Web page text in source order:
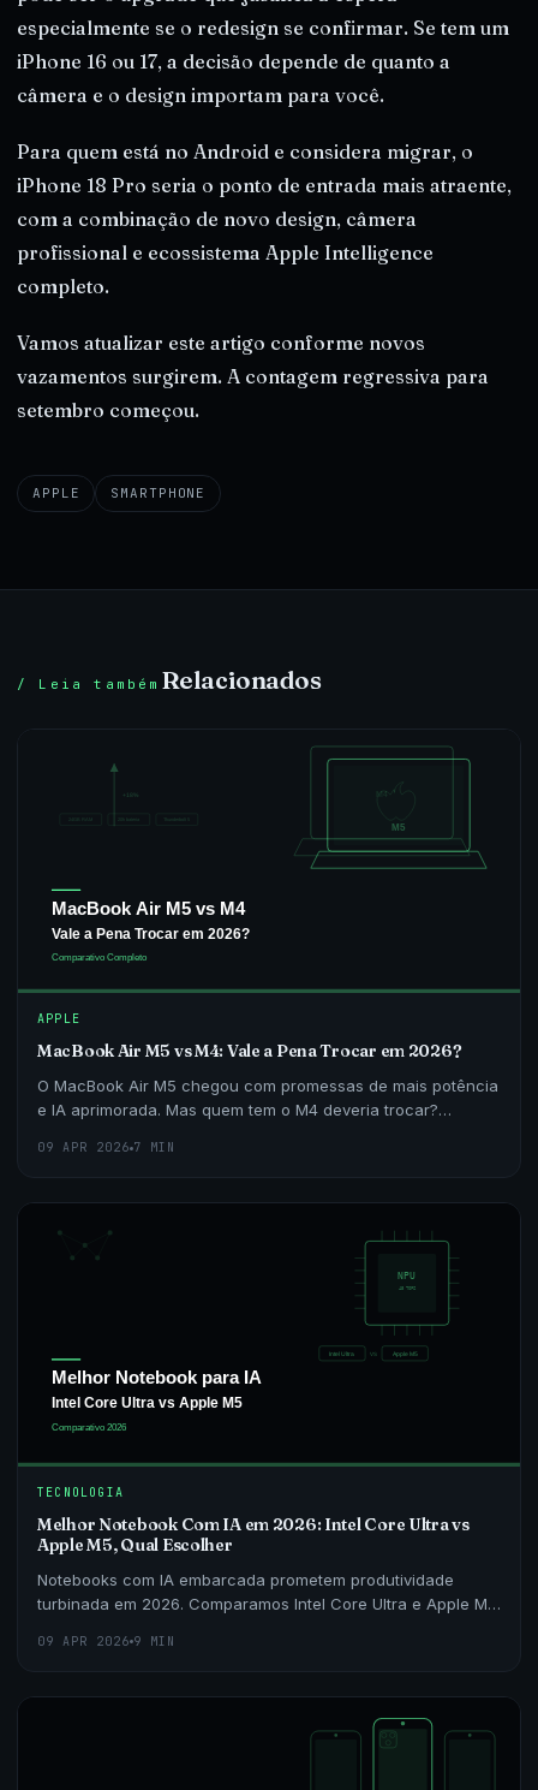
especialmente se o redesign se confirmar. Se tem um
iPhone 16 ou 17, a decisão depende de quanto a
câmera e o design importam para você.
Para quem está no Android e considera migrar, o
iPhone 18 Pro seria o ponto de entrada mais atraente,
com a combinação de novo design, câmera
profissional e ecossistema Apple Intelligence
completo.
Vamos atualizar este artigo conforme novos
vazamentos surgirem. A contagem regressiva para
setembro começou.
APPLE SMARTPHONE
/ Leia também Relacionados
APPLE
MacBook Air M5 vs M4: Vale a Pena Trocar em 2026?
O MacBook Air M5 chegou com promessas de mais potência
e IA aprimorada. Mas quem tem o M4 deveria trocar?
09 APR 2026 7 MIN
TECNOLOGIA
Melhor Notebook Com IA em 2026: Intel Core Ultra vs
Apple M5, Qual Escolher
Notebooks com IA embarcada prometem produtividade
turbinada em 2026. Comparamos Intel Core Ultra e Apple M5
09 APR 2026 9 MIN